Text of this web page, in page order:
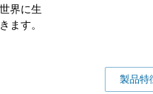
界に生
ます。
製品特